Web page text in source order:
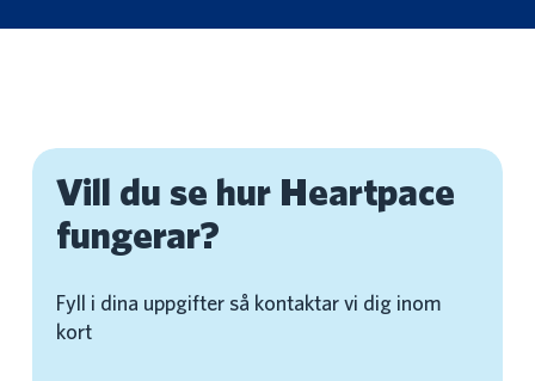
Vill du se hur Heartpace
fungerar?
Fyll i dina uppgifter så kontaktar vi dig inom
kort